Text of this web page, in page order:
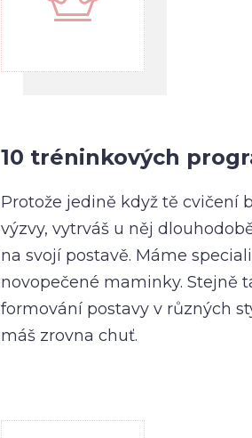
10 tréninkových
Protože jedině když tě cvičení
výzvy, vytrváš u něj
na svojí postavě. Máme
novopečené maminky. Stejně
formování postavy v různých
máš zrovna chuť.